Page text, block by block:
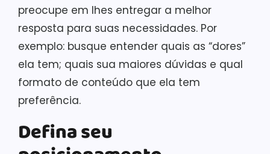
preocupe em lhes entregar a melhor
resposta para suas necessidades. Por
exemplo: busque entender quais as “dores”
ela tem; quais sua maiores dúvidas e qual
formato de conteúdo que ela tem
preferência.
Defina seu